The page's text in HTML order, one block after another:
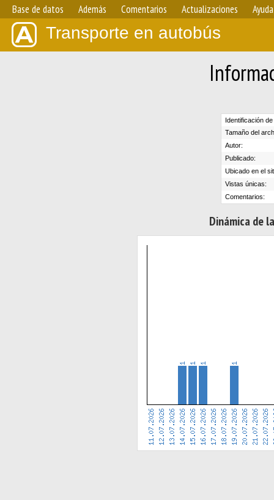
Base de datos Además Comentarios Actualizaciones Ayuda
Transporte en autobús
Identificación
Tamaño del
Autor:
Publicado:
Ubicado en el
Vistas únicas:
Comentarios:
Dinámica de